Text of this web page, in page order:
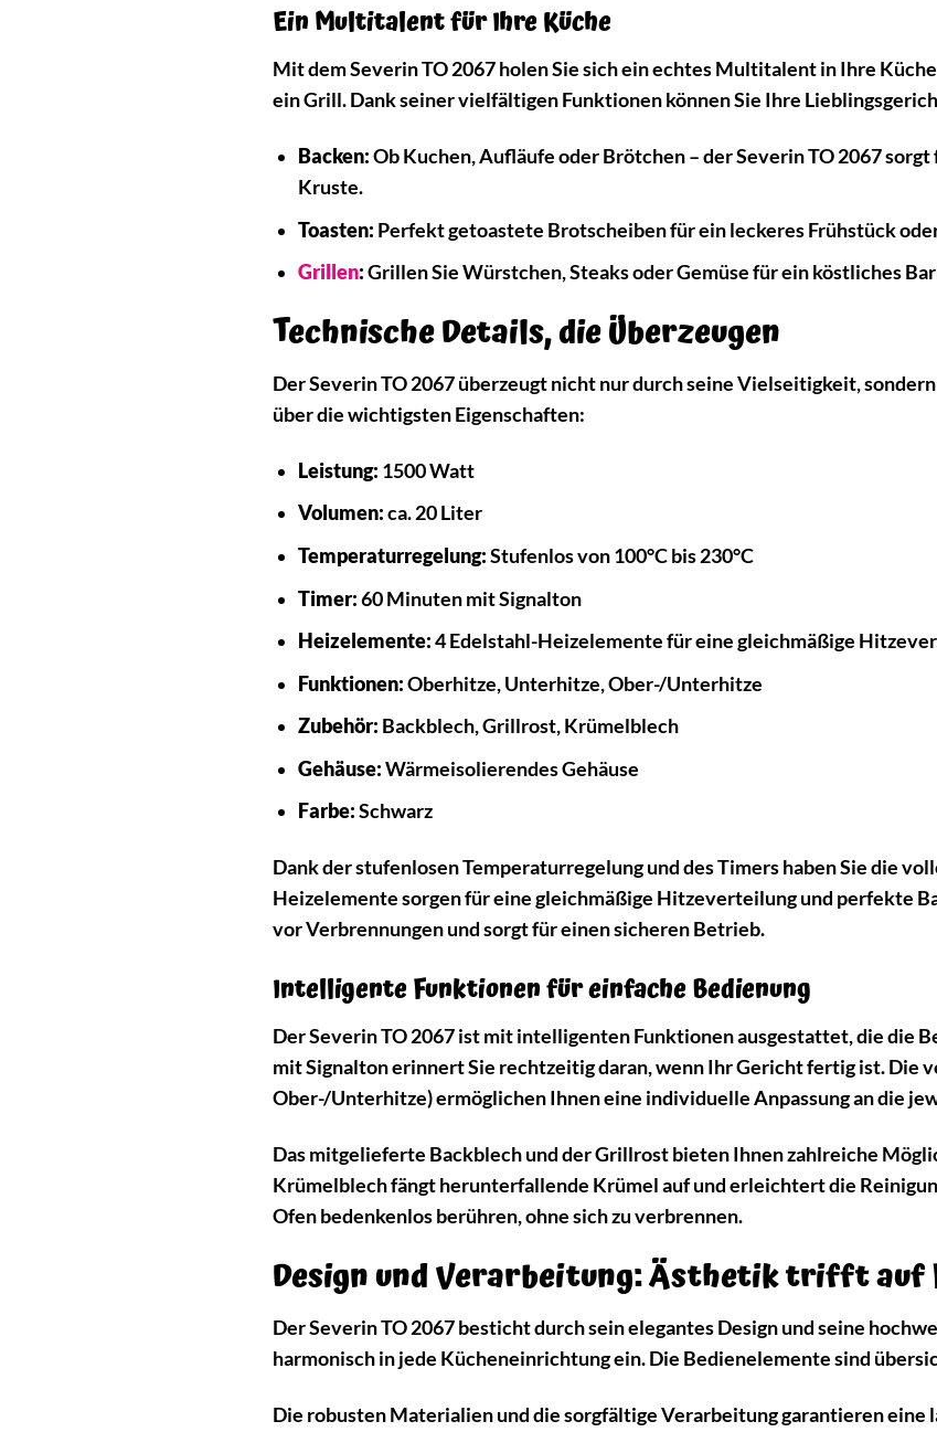
Ein Multitalent für Ihre Küche
Mit dem Severin TO 2067 holen Sie sich ein echtes Multitalent in Ihre
ein Grill. Dank seiner vielfältigen Funktionen können Sie Ihre
Backen:Ob Kuchen, Aufläufe oder Brötchen – der Severin TO 2067
Kruste.
Toasten: Perfekt getoastete Brotscheiben für ein leckeres Frühstück
Grillen:Grillen Sie Würstchen, Steaks oder Gemüse für ein köstliches
Technische Details, die Überzeugen
Der Severin TO 2067 überzeugt nicht nur durch seine Vielseitigkeit,
über die wichtigsten Eigenschaften:
Leistung: 1500 Watt
Volumen:ca. 20 Liter
Temperaturregelung:Stufenlos von 100°C bis 230°C
Timer:60 Minuten mit Signalton
Heizelemente:4 Edelstahl-Heizelemente für eine gleichmäßige
Funktionen:Oberhitze, Unterhitze, Ober-/Unterhitze
Zubehör: Backblech, Grillrost, Krümelblech
Gehäuse:Wärmeisolierendes Gehäuse
Farbe:Schwarz
Dank der stufenlosen Temperaturregelung und des Timers haben Sie die
Heizelemente sorgen für eine gleichmäßige Hitzeverteilung und perfekte
vor Verbrennungen und sorgt für einen sicheren Betrieb.
Intelligente Funktionen für einfache Bedienung
Der Severin TO 2067 ist mit intelligenten Funktionen ausgestattet, die die
mit Signalton erinnert Sie rechtzeitig daran, wenn Ihr Gericht fertig ist. Die
Ober-/Unterhitze) ermöglichen Ihnen eine individuelle Anpassung an die
Das mitgelieferte Backblech und der Grillrost bieten Ihnen zahlreiche
Krümelblech fängt herunterfallende Krümel auf und erleichtert die
Ofen bedenkenlos berühren, ohne sich zu verbrennen.
Design und Verarbeitung: Ästhetik trifft
Der Severin TO 2067 besticht durch sein elegantes Design und seine
harmonisch in jede Kücheneinrichtung ein. Die Bedienelemente sind
Die robusten Materialien und die sorgfältige Verarbeitung garantieren eine